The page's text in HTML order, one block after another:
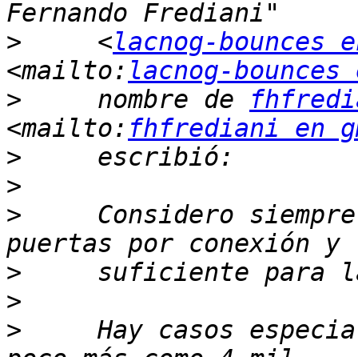
>
     <
lacnog-bounces
<mailto: lacnog-
>
     nombre de
<mailto: fhfrediani en
>
>
>
Considero
>
>
>
Hay casos